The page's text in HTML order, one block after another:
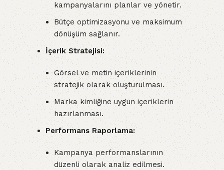
kampanyalarını planlar ve yönetir.
Bütçe optimizasyonu ve maksimum
dönüşüm sağlanır.
İçerik Stratejisi:
Görsel ve metin içeriklerinin
stratejik olarak oluşturulması.
Marka kimliğine uygun içeriklerin
hazırlanması.
Performans Raporlama:
Kampanya performanslarının
düzenli olarak analiz edilmesi.